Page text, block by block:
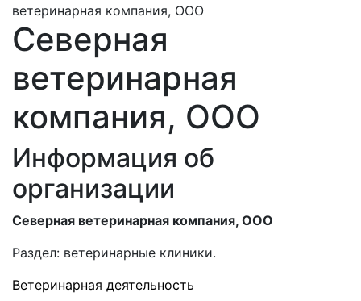
ветеринарная компания, ООО
Северная
ветеринарная
компания, ООО
Информация об
организации
Северная ветеринарная компания, ООО
Раздел: ветеринарные клиники.
Ветеринарная деятельность